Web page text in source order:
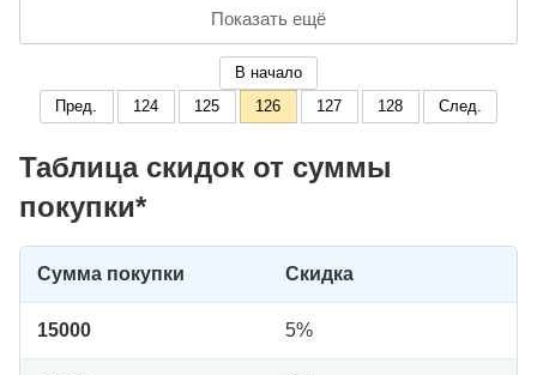
Показать ещё
В начало
Пред.
124 125 126 127 128 След.
Таблица скидок от суммы
покупки*
Сумма покупки Скидка
15000 5%